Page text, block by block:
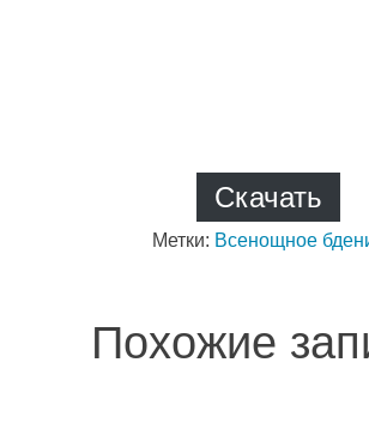
Скачать
Метки: Всенощное
Похожие